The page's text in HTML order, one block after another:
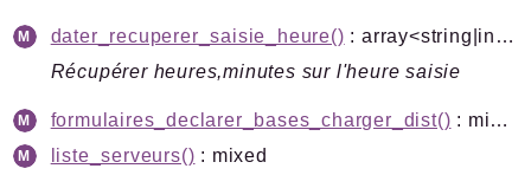
dater_recuperer_saisie_heure()
: array<string|int, mixed>
Récupérer heures,minutes sur l'heure saisie
formulaires_declarer_bases_charger_dist()
: mixed
liste_serveurs() : mixed